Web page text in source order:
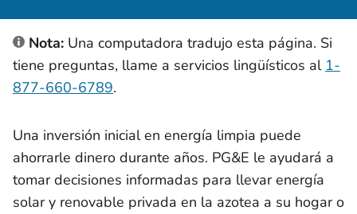
Nota: Una computadora tradujo esta página. Si
tiene preguntas, llame a servicios lingüísticos al 1-
877-660-6789.
Una inversión inicial en energía limpia puede
ahorrarle dinero durante años. PG&E le ayudará a
tomar decisiones informadas para llevar energía
solar y renovable privada en la azotea a su hogar o